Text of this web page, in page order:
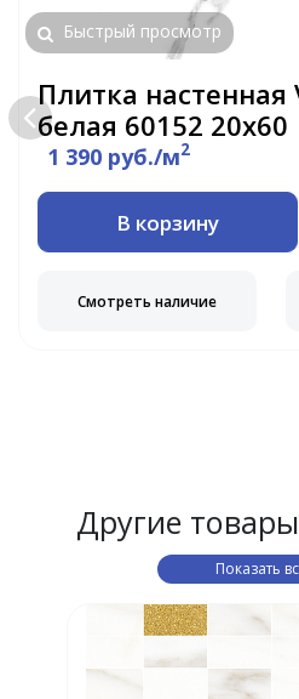
Быстрый просмотр
Плитка настенная
белая 60152 20х60
1 390 руб./м2
В корзину
Смотреть наличие
Другие
Показать